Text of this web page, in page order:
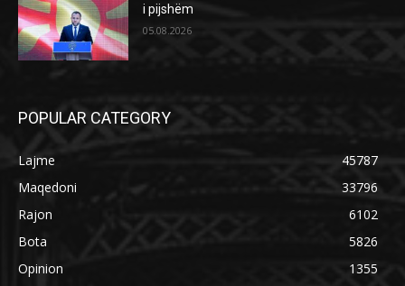
i pijshëm
05.08.2026
POPULAR CATEGORY
Lajme
45787
Maqedoni
33796
Rajon
6102
Bota
5826
Opinion
1355